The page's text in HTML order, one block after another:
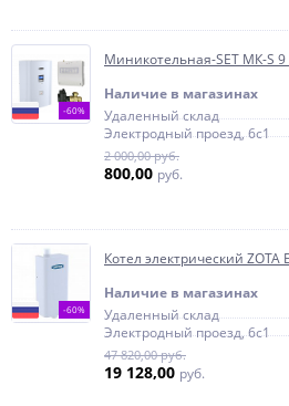
-60%
Миникотельная-SET МК-S 9
Наличие в магазинах
Удаленный склад
Электродный проезд, 6с1
2 000,00 руб.
800,00 руб.
-60%
Котел электрический ZOTA
Наличие в магазинах
Удаленный склад
Электродный проезд, 6с1
47 820,00 руб.
19 128,00 руб.